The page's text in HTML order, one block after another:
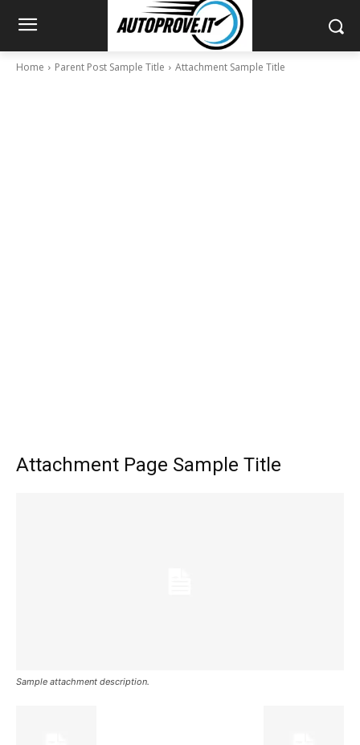
Home Parent Post Sample Title Attachment Sample Title
Attachment Page Sample Title
Sample attachment description.